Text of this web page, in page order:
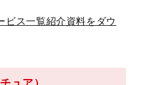
ス一覧紹介資料をダウ